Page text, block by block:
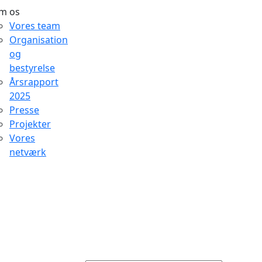
os
Vores team
Organisation
og
bestyrelse
Årsrapport
2025
Presse
Projekter
Vores
netværk